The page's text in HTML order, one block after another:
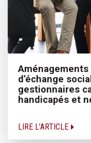
d’échange
gestionnaires
handicapés et
LIRE L'ARTICLE